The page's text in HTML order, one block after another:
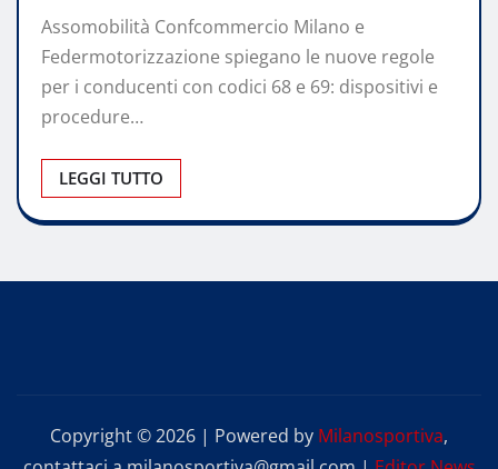
Assomobilità Confcommercio Milano e
Federmotorizzazione spiegano le nuove regole
per i conducenti con codici 68 e 69: dispositivi e
procedure…
LEGGI TUTTO
Copyright © 2026 | Powered by Milanosportiva,